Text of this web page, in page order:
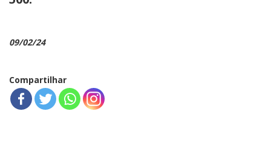
09/02/24
Compartilhar